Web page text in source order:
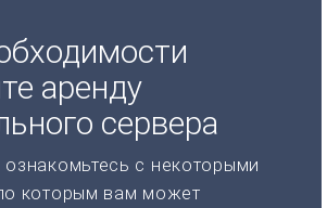
аренду
сервера
с некоторыми
которым вам может